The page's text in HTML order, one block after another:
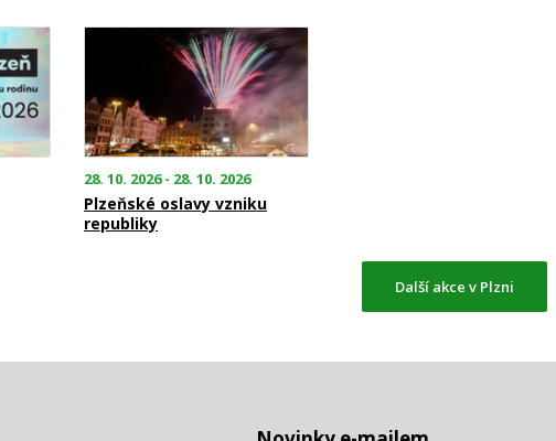
28. 10. 2026 - 28. 10. 2026
Plzeňské oslavy vzniku
republiky
Další akce v Plzni